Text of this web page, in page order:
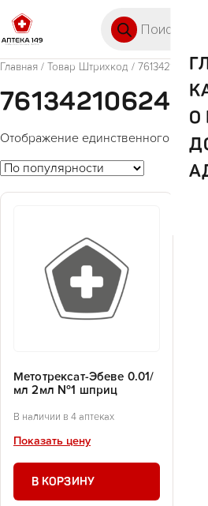
О
Главная / Товар Штрихкод / 7613421062415
7613421062415
Отображение единственного
Метотрексат-Эбеве 0.01/
мл 2мл №1 шприц
В наличии в 4 аптеках
Показать цену
В КОРЗИНУ